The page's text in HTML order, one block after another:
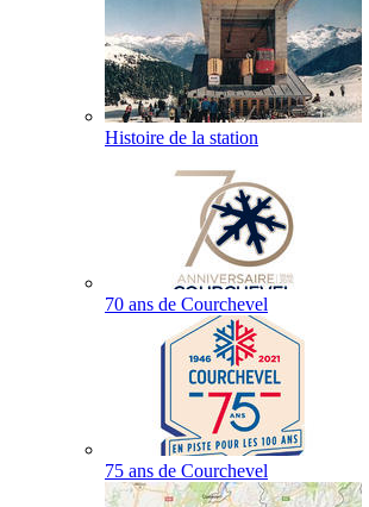
Histoire de la station
70 ans de Courchevel
75 ans de Courchevel